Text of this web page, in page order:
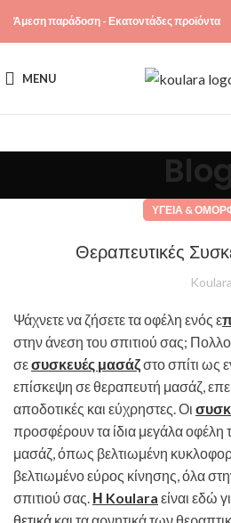
Άμεση παράδοση - Εκατοντάδες προϊόντα
MENU
ΥΓΕΊΑ &
Θεραπευτικές
Koulara
Ψάχνετε να ζήσετε τα οφέλη ενός ε
στην άνεση του σπιτιού σας;
σεσυσκευές μασάζστο σπίτι ως
επίσκεψη σε θεραπευτή μασάζ,
αποδοτικές και εύχρηστες. Οι
προσφέρουν τα ίδια μεγάλα οφέλη
μασάζ, όπως βελτιωμένη
βελτιωμένο εύρος κίνησης, όλα
σπιτιού σας. Η Koulara είναι εδώ